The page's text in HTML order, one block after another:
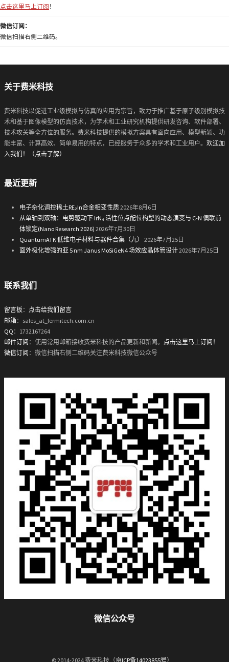
点击这里马上订阅 ！
微信订阅：
微信扫描右侧二维码。
关于费米科技
费米科技以促进工业级模拟与仿真的应用为宗旨，致力于推广基于原子级别模拟技
术和基于图像模型的仿真技术，为学术和工业研究机构提供研发咨询、软件部署、
技术攻关等全方位的服务。费米科技提供的模拟方案具有面向应用、模型新颖、功
能丰富、计算高效、简单易用的特点，已经服务于众多的学术和工业用户。 欢迎加
入我们！（点击了解）
最近更新
电子杂化调控稀土RE₂In合金相变性质2026年8月6日
从单轴到双轴：电势驱动下 IrN₄ 活性位点配位构型的动态演变与 C-N 偶联前
体锁定(Nano Research 2026) 2026年7月30日
QuantumATK 低维电子材料与器件合集（九）
2026年7月25日
面外极化增强的亚 5 nm Janus MoSiGeN4 场效应晶体管设计2026年7月25日
联系我们
留言板 ： 点击给我们留言
邮箱：sales_at_fermitech.com.cn
QQ ：1732167264
邮件订阅 ：使用常用邮箱接收费米科技的产品更新和新闻。 点击这里马上订阅！
微信订阅 ：微信扫描右侧二维码关注费米科技微信公众号
微信公众号
© 2014-2024 费米科技（京ICP备14023855号）